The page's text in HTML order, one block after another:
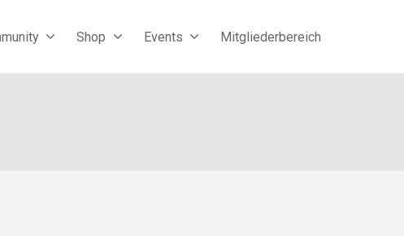
Shop Events Mitgliederbereich